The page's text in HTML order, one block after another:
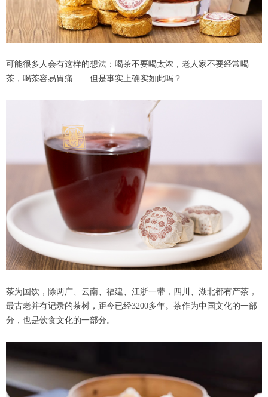
可能很多人会有这样的想法：喝茶不要喝太浓，老人家不要经常喝
茶，喝茶容易胃痛……但是事实上确实如此吗？
茶为国饮，除两广、云南、福建、江浙一带，四川、湖北都有产茶，
最古老并有记录的茶树，距今已经3200多年。茶作为中国文化的一部
分，也是饮食文化的一部分。